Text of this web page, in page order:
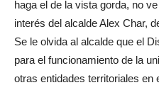
haga el de la vista gorda, no
interés del alcalde Alex Char,
Se le olvida al alcalde que el
para el funcionamiento de la
otras entidades territoriales en